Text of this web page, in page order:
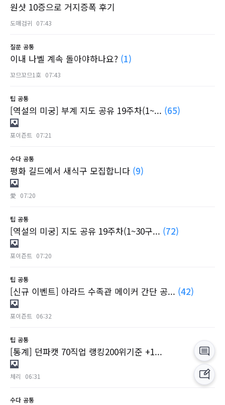
원샷 10증으로 거지증폭 후기
도매검귀 07:43
질문 공통
이내 나벨 계속 돌아야하나요? (1)
꼬므꼬므1호 07:43
팁 공통
[역설의 미궁] 부계 지도 공유 19주차(1~... (65)
포이즌트 07:21
수다 공통
평화 길드에서 새식구 모집합니다 (9)
愛 07:20
팁 공통
[역설의 미궁] 지도 공유 19주차(1~30구... (72)
포이즌트 07:20
팁 공통
[신규 이벤트] 아라드 수족관 메이커 간단 공... (42)
포이즌트 06:32
팁 공통
[통계] 던파캣 70직업 랭킹200위기준 +1...
체리 06:31
수다 공통